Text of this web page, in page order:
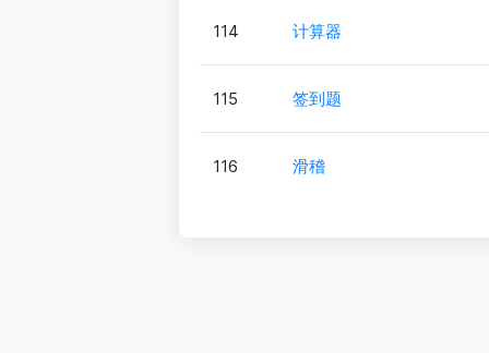
114 计算器
115 签到题
116 滑稽